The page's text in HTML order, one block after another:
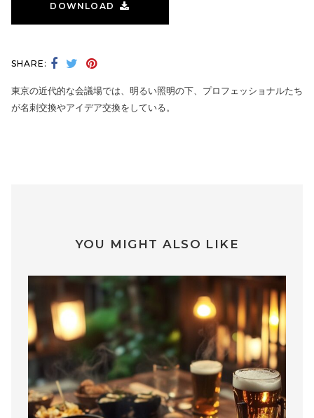
DOWNLOAD
SHARE:
東京の近代的な会議場では、明るい照明の下、プロフェッショナルたち
が名刺交換やアイデア交換をしている。
YOU MIGHT ALSO LIKE